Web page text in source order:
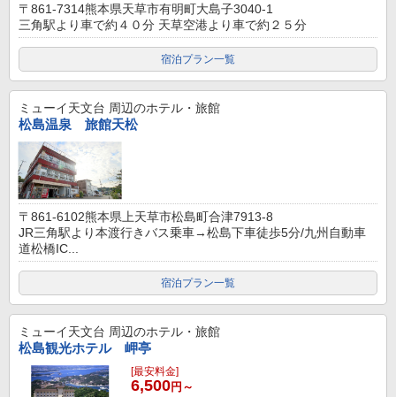
〒861-7314熊本県天草市有明町大島子3040-1
三角駅より車で約４０分 天草空港より車で約２５分
宿泊プラン一覧
ミューイ天文台 周辺のホテル・旅館
松島温泉 旅館天松
〒861-6102熊本県上天草市松島町合津7913-8
JR三角駅より本渡行きバス乗車→松島下車徒歩5分/九州自動車
道松橋IC...
宿泊プラン一覧
ミューイ天文台 周辺のホテル・旅館
松島観光ホテル 岬亭
[最安料金]
6,500円～